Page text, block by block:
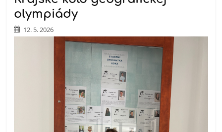
olympiády
12. 5. 2026